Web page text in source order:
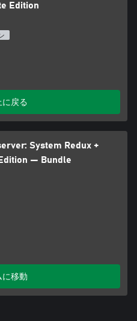
Edition
戻る
System Redux +
— Bundle
移動